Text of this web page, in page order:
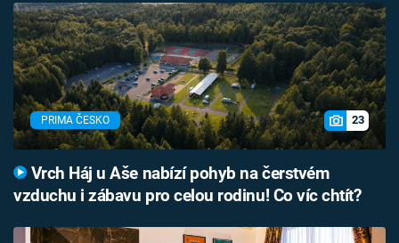
PRIMA ČESKO 23
Vrch Háj u Aše nabízí pohyb na čerstvém
vzduchu i zábavu pro celou rodinu! Co víc chtít?